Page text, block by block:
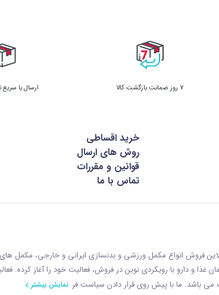
7 روز ضمانت بازگشت کالا ارسال با
خرید اقساطی
روش های ارسال
قوانین و مقررات
تماس با ما
فروش انواع مکمل ورزشی و بدنسازی ایرانی و خارجی، مکمل
دارویی به شماره 143/1400/14113 از سازمان غذا و دارو با رويکردی نوين در فروش، فعاليت
باشد. ما با پيش روی قرار دادن سياست فر نمایش بیشتر